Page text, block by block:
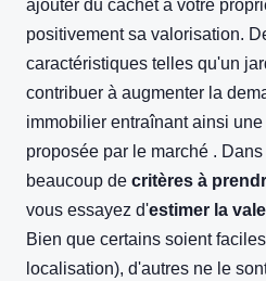
ajouter du cachet à votre
positivement sa valorisation.
caractéristiques telles qu'un
contribuer à augmenter la
immobilier entraînant ainsi une
proposée par le marché .
beaucoup de critères à
vous essayez d'estimer la
Bien que certains soient
localisation), d'autres ne le